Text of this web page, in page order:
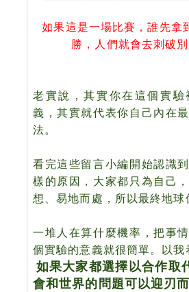
如果這是一場比賽，誰先拿
勝，人們就會去刺破別
老實說，其實你在這個實驗
義，其實就代表你自己內在
法。
看完這些留言小編開始認識
樣的原因，大家都只為自己
想、易地而處 ，所以最終地球
一堆人在算什麼機率，把事
個實驗的意義就很簡單。以我
如果大家都選擇以合作取
會和世界的問題可以迎刃而